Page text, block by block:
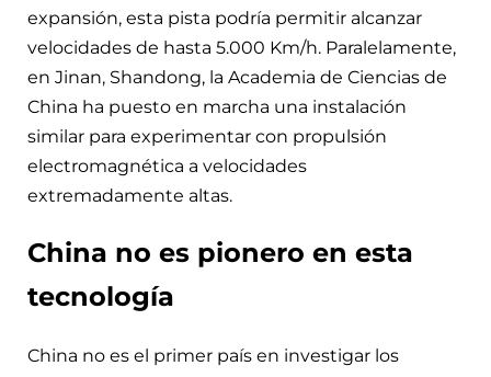
expansión, esta pista podría permitir alcanzar
velocidades de hasta 5.000 Km/h. Paralelamente,
en Jinan, Shandong, la Academia de Ciencias de
China ha puesto en marcha una instalación
similar para experimentar con propulsión
electromagnética a velocidades
extremadamente altas.
China no es pionero en esta
tecnología
China no es el primer país en investigar los